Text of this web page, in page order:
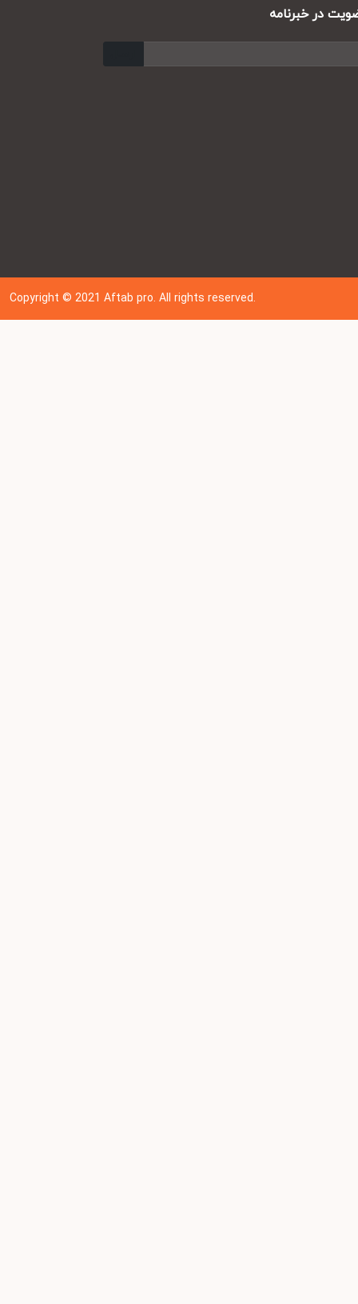
در خبرنامه
Copyright © 202 1Aftab pro. All rights reserved.